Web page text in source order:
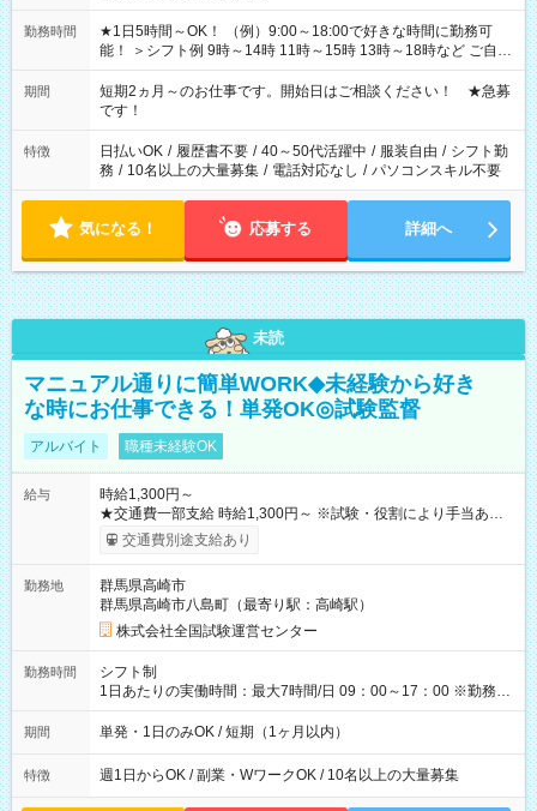
勤務時間
★1日5時間～OK！ （例）9:00～18:00で好きな時間に勤務可
能！ ＞シフト例 9時～14時 11時～15時 13時～18時など ご自身
のご都合に合わせて勤務時間をご相談ください！ ★家庭の都合
でお休みや時間の調整が必要な場合も遠慮なくご相談くださ
い。
期間
短期2ヵ月～のお仕事です。開始日はご相談ください！ ★急募
です！
特徴 日払いOK / 履歴書不要 / 40～50代活躍中 / 服装自由 / シフト勤
務 / 10名以上の大量募集 / 電話対応なし / パソコンスキル不要
気になる！ 応募する 詳細へ
未読
マニュアル通りに簡単WORK◆未経験から好き
な時にお仕事できる！単発OK◎試験監督
アルバイト 職種未経験OK
給与
時給1,300円～
★交通費一部支給 時給1,300円～ ※試験・役割により手当あり
※勤務回数により昇給あり 【即給（前払い）オプションあ
り！】 希望される場合、勤務から1週間ほどで給与の一部を受け
例】 ・河合塾模擬試験 8:30～17:30（休憩1時間） 時給1,300円
×8時間＝日収10,400円＋交通費 ※当日の役割により時給＋100
円の場合あり ・国家試験 7:00～13:30（休憩なし） 時給1,300
円（役割手当＋100円）×6時間＝日収8,400円＋交通費 【試用期
間】試用期間なし
交通費別途支給あり
勤務地
群馬県高崎市
群馬県高崎市八島町（最寄り駅：高崎駅）
株式会社全国試験運営センター
勤務時間
シフト制
1日あたりの実働時間：最大7時間/日 09：00～17：00 ※勤務時
間は 試験により異なります。
期間 単発・1日のみOK / 短期（1ヶ月以内）
特徴 週1日からOK / 副業・WワークOK / 10名以上の大量募集